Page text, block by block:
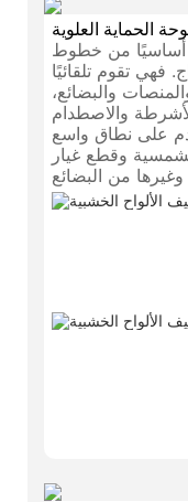
الحماية العلوية
أساسيًا من خطوط
فهي تقوم تلقائيًا
والبضائع،
والاصطدام
على نطاق واسع
وقطع غيار